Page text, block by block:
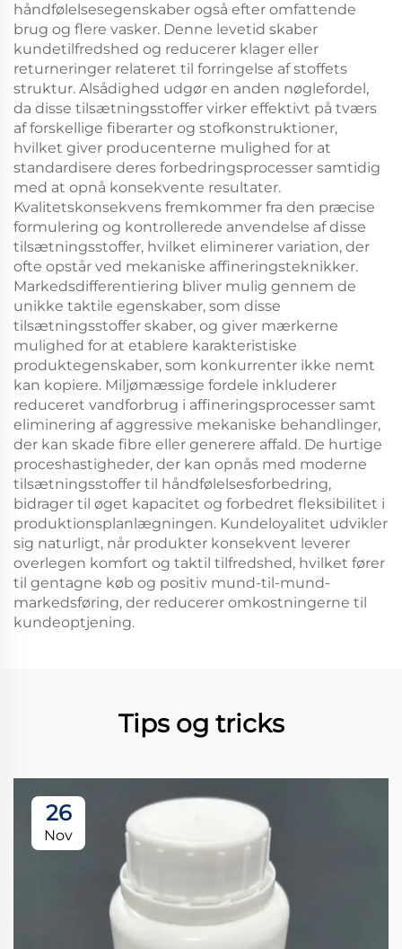
håndfølelsesegenskaber også efter omfattende
brug og flere vasker. Denne levetid skaber
kundetilfredshed og reducerer klager eller
returneringer relateret til forringelse af stoffets
struktur. Alsådighed udgør en anden nøglefordel,
da disse tilsætningsstoffer virker effektivt på tværs
af forskellige fiberarter og stofkonstruktioner,
hvilket giver producenterne mulighed for at
standardisere deres forbedringsprocesser samtidig
med at opnå konsekvente resultater.
Kvalitetskonsekvens fremkommer fra den præcise
formulering og kontrollerede anvendelse af disse
tilsætningsstoffer, hvilket eliminerer variation, der
ofte opstår ved mekaniske affineringsteknikker.
Markedsdifferentiering bliver mulig gennem de
unikke taktile egenskaber, som disse
tilsætningsstoffer skaber, og giver mærkerne
mulighed for at etablere karakteristiske
produktegenskaber, som konkurrenter ikke nemt
kan kopiere. Miljømæssige fordele inkluderer
reduceret vandforbrug i affineringsprocesser samt
eliminering af aggressive mekaniske behandlinger,
der kan skade fibre eller generere affald. De hurtige
proceshastigheder, der kan opnås med moderne
tilsætningsstoffer til håndfølelsesforbedring,
bidrager til øget kapacitet og forbedret fleksibilitet i
produktionsplanlægningen. Kundeloyalitet udvikler
sig naturligt, når produkter konsekvent leverer
overlegen komfort og taktil tilfredshed, hvilket fører
til gentagne køb og positiv mund-til-mund-
markedsføring, der reducerer omkostningerne til
kundeoptjening.
Tips og tricks
26
Nov